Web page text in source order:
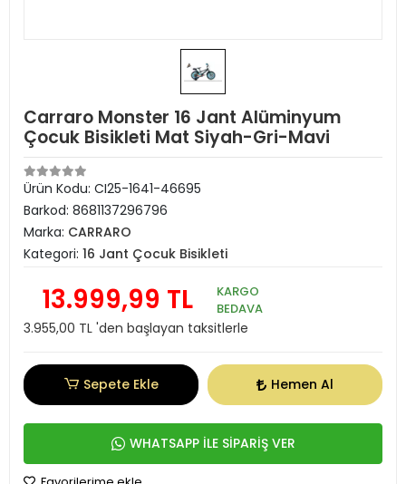
Carraro Monster 16 Jant Alüminyum
Çocuk Bisikleti Mat Siyah-Gri-Mavi
Ürün Kodu: CI25-1641-46695
Barkod: 8681137296796
Marka: CARRARO
Kategori: 16 Jant Çocuk Bisikleti
13.999,99 TL
KARGO
BEDAVA
3.955,00 TL 'den başlayan taksitlerle
Sepete Ekle Hemen Al
WHATSAPP İLE SİPARİŞ VER